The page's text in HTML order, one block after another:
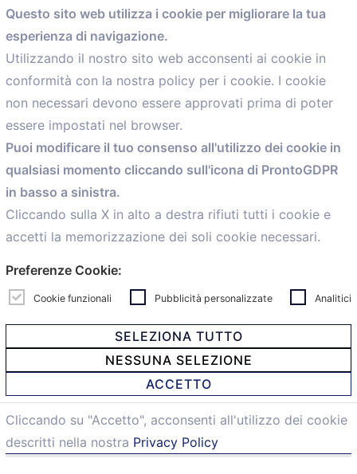
comunicazione@confartigianato.bo.it
Menù
Home
Servizi
Convenzioni
Voce delle Nostre aziende
Informazioni Ex L. 124/2017
News
personalCaf
© 2021 Confartigianato Imprese Mandamento Bologna -
Via Papini, 18 - 40128 Bologna - Italy
Privacy e Cookie
Questo sito web utilizza i cookie per migliorare la tua
esperienza di navigazione.
Utilizzando il nostro sito web acconsenti ai cookie in
conformità con la nostra policy per i cookie. I cookie
non necessari devono essere approvati prima di poter
essere impostati nel browser.
Puoi modificare il tuo consenso all'utilizzo dei cookie in
qualsiasi momento cliccando sull'icona di ProntoGDPR
in basso a sinistra.
Cliccando sulla X in alto a destra rifiuti tutti i cookie e
accetti la memorizzazione dei soli cookie necessari.
Preferenze Cookie:
Cookie funzionali Pubblicità personalizzate Analitici
SELEZIONA TUTTO
NESSUNA SELEZIONE
ACCETTO
Cliccando su "Accetto", acconsenti all'utilizzo dei cookie
descritti nella nostra Privacy Policy